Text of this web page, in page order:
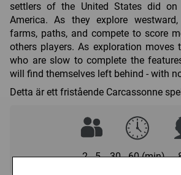
settlers of the United States did
America. As they explore
farms, paths, and compete to score
others players. As exploration moves
who are slow to complete the
will find themselves left behind - with
Detta är ett fristående Carcassonne
2 - 5 30 - 60 (min)